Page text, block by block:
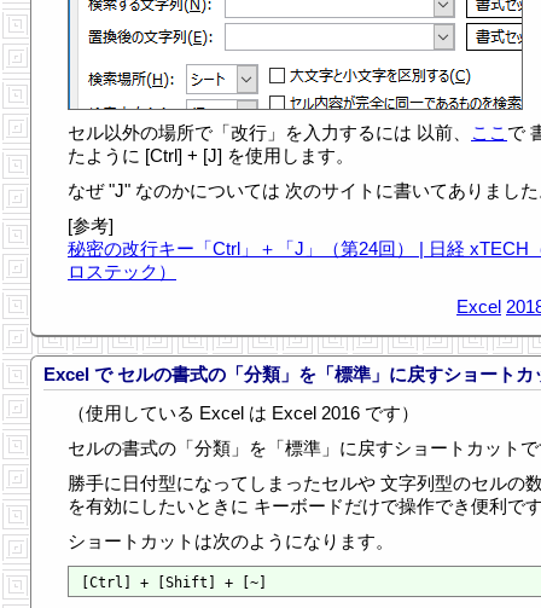
セル以外の場所で「改行」を入力するには 以前、 ここ で
たように [Ctrl] + [J] を使用します。
なぜ "J" なのかについては 次のサイトに書いてありまし
[参考]
秘密の改行キー「Ctrl」＋「J」（第24回） | 日経 xTECH
ロステック）
Excel
Excel で セルの書式の「分類」を「標準」に戻すショートカ
（使用している Excel は Excel 2016 です）
セルの書式の「分類」を「標準」に戻すショートカット
勝手に日付型になってしまったセルや 文字列型のセルの
を有効にしたいときに キーボードだけで操作でき便利で
ショートカットは次のようになります。